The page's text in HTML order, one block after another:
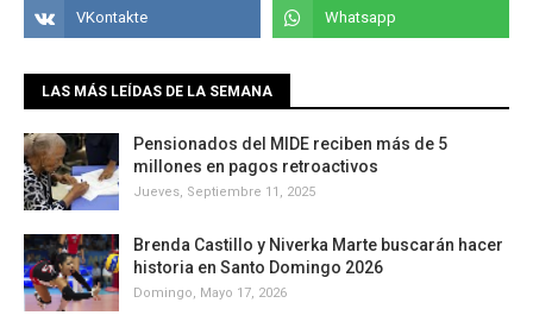
LAS MÁS LEÍDAS DE LA SEMANA
Pensionados del MIDE reciben más de 5
millones en pagos retroactivos
Jueves, Septiembre 11, 2025
Brenda Castillo y Niverka Marte buscarán hacer
historia en Santo Domingo 2026
Domingo, Mayo 17, 2026